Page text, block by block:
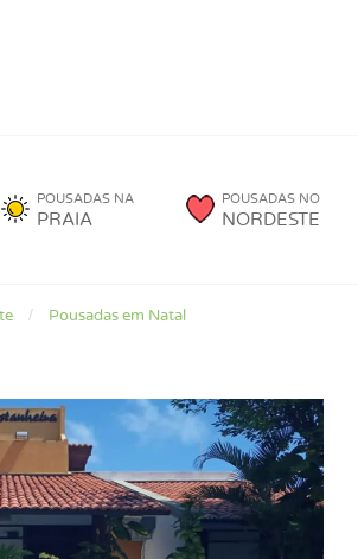
POUSADAS NA
PRAIA
POUSADAS NO
NORDESTE
Pousadas em Natal